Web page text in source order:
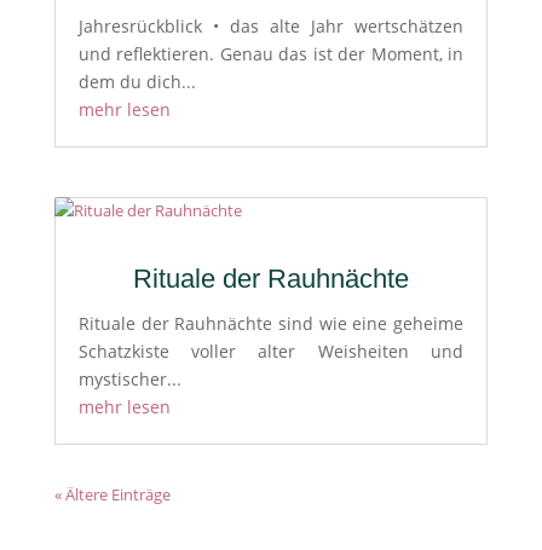
Jahresrückblick • das alte Jahr wertschätzen
und reflektieren. Genau das ist der Moment, in
dem du dich...
mehr lesen
Rituale der Rauhnächte
Rituale der Rauhnächte sind wie eine geheime
Schatzkiste voller alter Weisheiten und
mystischer...
mehr lesen
« Ältere Einträge